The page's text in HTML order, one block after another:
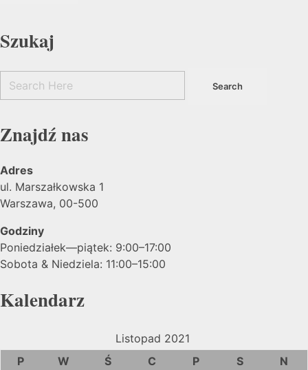
Szukaj
Znajdź nas
Adres
ul. Marszałkowska 1
Warszawa, 00-500
Godziny
Poniedziałek—piątek: 9:00–17:00
Sobota & Niedziela: 11:00–15:00
Kalendarz
Listopad 2021
P
W Ś C P S
N